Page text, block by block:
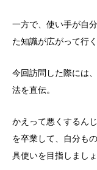
一方で、使い手が自
た知識が広がって行
今回訪問した際には
法を直伝。
かえって悪くするん
を卒業して、自分も
具使いを目指しましょ